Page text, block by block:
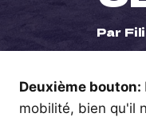
Par
Deuxième bouton:
mobilité, bien qu'il